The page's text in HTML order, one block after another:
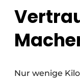
Nur wenige